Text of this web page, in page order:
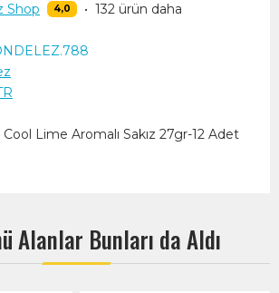
Shop 4,0 • 132 ürün daha
Lime Aromalı Sakız 27gr-12 Adet
Alanlar Bunları da Aldı